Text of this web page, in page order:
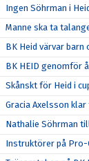
Ingen Söhrman i
Manne ska ta
BK Heid värvar
BK HEID genomför
Skånskt för Heid i
Gracia Axelsson klar
Nathalie Söhrman
Instruktörer på Pro-